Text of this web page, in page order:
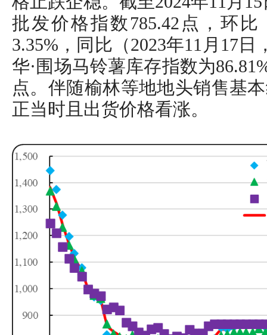
批发价格指数785.42点，环
3.35%，同比（2023年11月17
华·围场马铃薯库存指数为
点。伴随榆林等地地头销售基
正当时且出货价格看涨。